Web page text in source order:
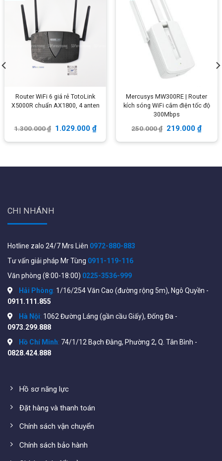
Kích WiFi cắm ổ điện Totolink
EX1200L, Tốc độ 1167Mbps
Màn LED
588.000
Ancatus A2 Kích sóng WiFi
cắm ổ điện chuẩn AC1200, 4
anten
₫ 559.000
Tenda AC8 Router WiFi tốc độ
790.000 ₫ 719.000 ₫ 700.000
-38%
300Mbps T550 xuyên cực
mạnh 2 lớp tường 10cm
720.000₫ 450.000₫
Router WiFi 6 giá rẻ TotoLink
X5000R chuẩn AX1800, 4 anten
1.300.000₫ 1.029.000₫
Mercusys MW300RE | Router
kích sóng WiFi cắm điện tốc độ
300Mbps
250.000₫ 219.000₫
CHI NHÁNH
Hotline zalo 24/7 Mrs Liên 0972-880-883
Tư vấn giải pháp Mr Tùng 0911-119-116
Văn phòng (8:00-18:00) 0225-3536-999
Hải Phòng: 1/16/254 Văn Cao (đường rộng 5m), Ngô Quyền -
0911.111.855
Hà Nội: 1062 Đường Láng (gần cầu Giấy), Đống Đa -
0973.299.888
Hồ Chí Minh: 74/1/12 Bạch Đằng, Phường 2, Q. Tân Bình -
0828.424.888
Hồ sơ năng lực
Đặt hàng và thanh toán
Chính sách vận chuyển
Chính sách bảo hành